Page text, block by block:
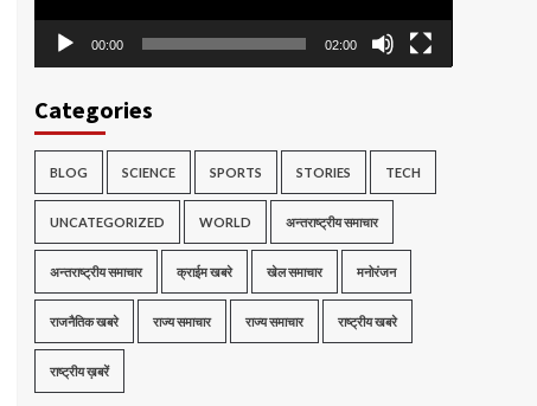
00:00 02:00
Categories
BLOG SCIENCE SPORTS STORIES TECH
UNCATEGORIZED WORLD अन्तराष्ट्रीय समाचार
अन्तराष्ट्रीय समाचार क्राईम खबरे खेल समाचार मनोरंजन
राजनैतिक खबरे राज्य समाचार राज्य समाचार राष्ट्रीय खबरे
राष्ट्रीय ख़बरें